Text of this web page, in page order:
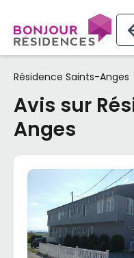
Résidence Saints-Anges
Avis sur
Anges